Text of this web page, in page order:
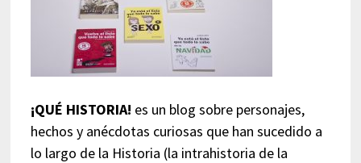
¡QUÉ HISTORIA! es un blog sobre personajes,
hechos y anécdotas curiosas que han sucedido a
lo largo de la Historia (la intrahistoria de la